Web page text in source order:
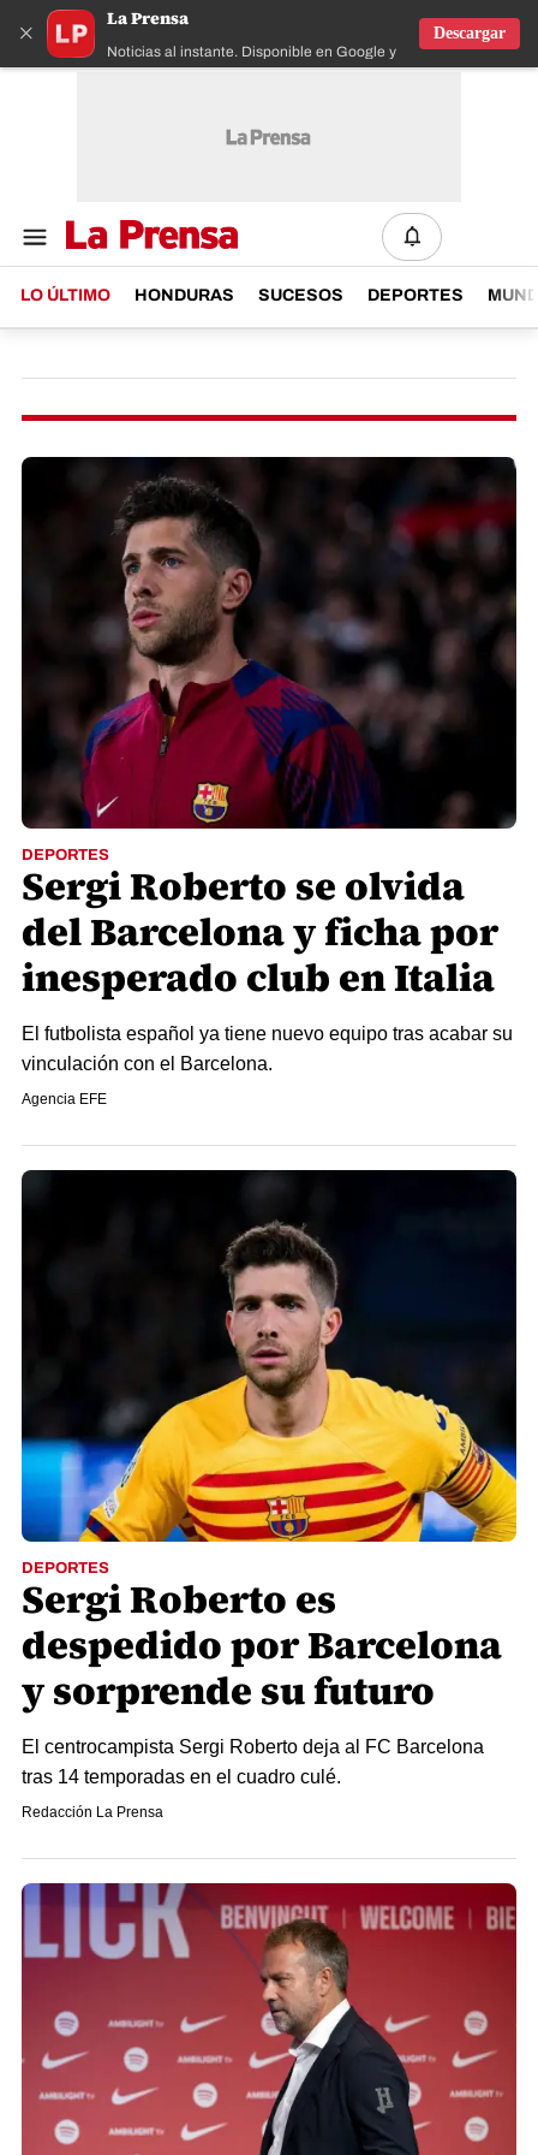
×
La Prensa
Noticias al instante. Disponible en Google y IOS
Descargar
LO ÚLTIMO HONDURAS SUCESOS DEPORTES
DEPORTES
Sergi Roberto se olvida
del Barcelona y ficha por
inesperado club en Italia
El futbolista español ya tiene nuevo equipo tras acabar su
vinculación con el Barcelona.
Agencia EFE
DEPORTES
Sergi Roberto es
despedido por Barcelona
y sorprende su futuro
El centrocampista Sergi Roberto deja al FC Barcelona
tras 14 temporadas en el cuadro culé.
Redacción La Prensa